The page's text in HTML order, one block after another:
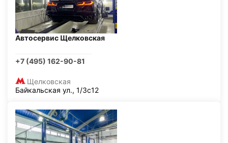
Автосервис Щелковская
+7 (495) 162-90-81
Щелковская
Байкальская ул., 1/3с12